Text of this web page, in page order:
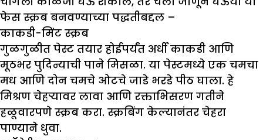
फेस स्क्रब बनवण्याच्या पद्धतीबद्दल –
काकडी-मिंट स्क्रब
गुळगुळीत पेस्ट तयार होईपर्यंत अर्धी काकडी आणि
मूठभर पुदिन्याची पाने मिसळा. या पेस्टमध्ये एक चमचा
मध आणि दोन चमचे ओटचे जाडे भरडे पीठ घाला. हे
मिश्रण चेहऱ्यावर लावा आणि रक्ताभिसरण गतीने
हळूवारपणे स्क्रब करा. स्क्रबिंग केल्यानंतर चेहरा
पाण्याने धुवा.